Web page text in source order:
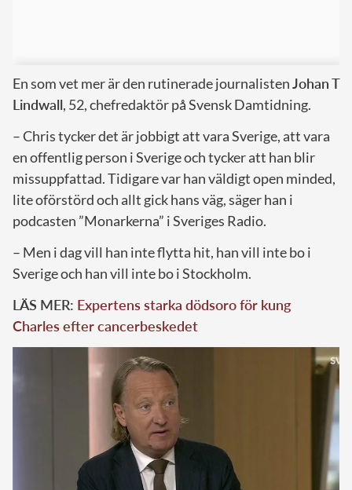
En som vet mer är den rutinerade journalistenJohan T
Lindwall, 52, chefredaktör på Svensk Damtidning.
– Chris tycker det är jobbigt att vara Sverige, att vara
en offentlig person i Sverige och tycker att han blir
missuppfattad. Tidigare var han väldigt open minded,
lite oförstörd och allt gick hans väg, säger han i
podcasten ”Monarkerna” i Sveriges Radio.
– Men i dag vill han inte flytta hit, han vill inte bo i
Sverige och han vill inte bo i Stockholm.
LÄS MER: Expertens starka dödsoro för kung
Charles efter cancerbeskedet